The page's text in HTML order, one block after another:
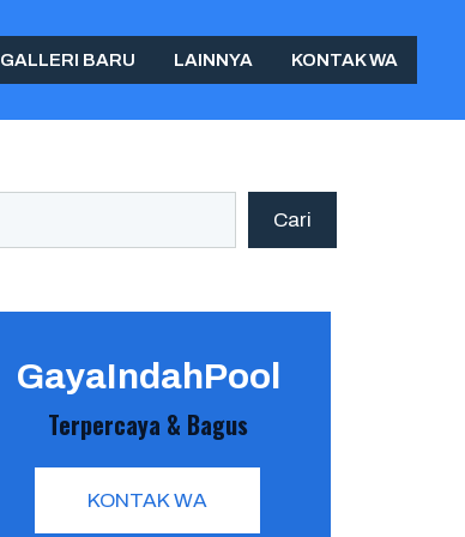
GALLERI BARU LAINNYA KONTAK WA
Cari
GayaIndahPool
Terpercaya & Bagus
KONTAK WA